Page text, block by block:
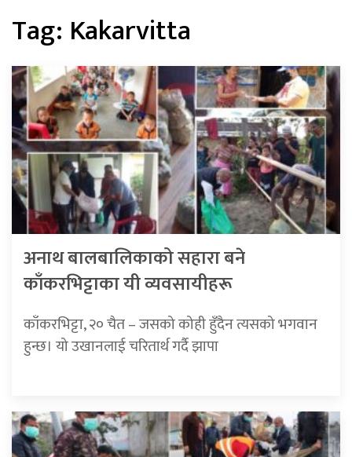
Tag: Kakarvitta
अनाथ बालबालिकाको सहारा बने
काँकरभिट्टाका यी व्यवसायीहरू
काँकरभिट्टा, २० चैत – जसको कोही हुँदैन त्यसको भगवान
हुन्छ। यो उखानलाई चरितार्थ गर्दै झापा